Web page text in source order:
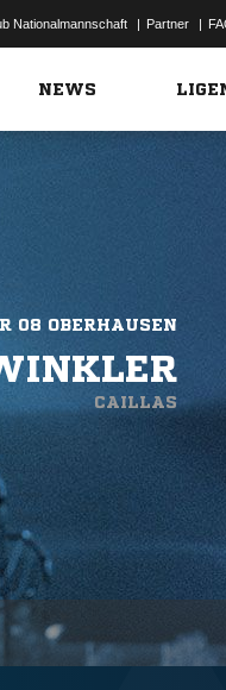
Nationalmannschaft | Partner |
NEWS
08 OBERHAUSEN
CAILLAS